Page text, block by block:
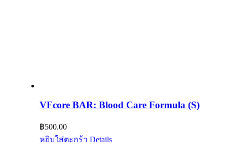
VFcore BAR: Blood Care Formula (S)
฿500.00
หยิบใส่ตะกร้า Details